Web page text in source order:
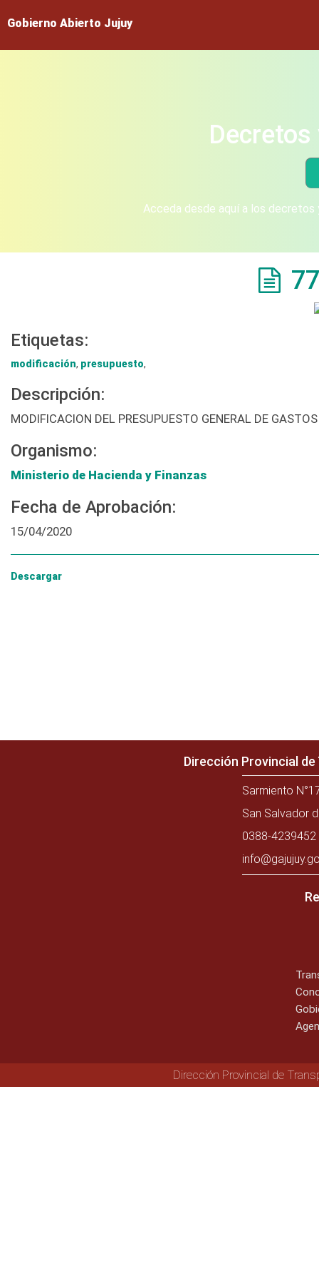
Gobierno Abierto Jujuy
Acceda desde aquí a los
Etiquetas:
modificación, presupuesto,
Descripción:
MODIFICACION DEL PRESUPUESTO GENERAL DE
Organismo:
Ministerio de Hacienda y Finanzas
Fecha de Aprobación:
15/04/2020
Descargar
Dirección Provincial
Sarmiento
San Salvador
0388-
Dirección Provincial de